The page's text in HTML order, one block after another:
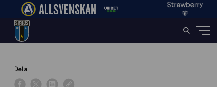
Home»
Dela